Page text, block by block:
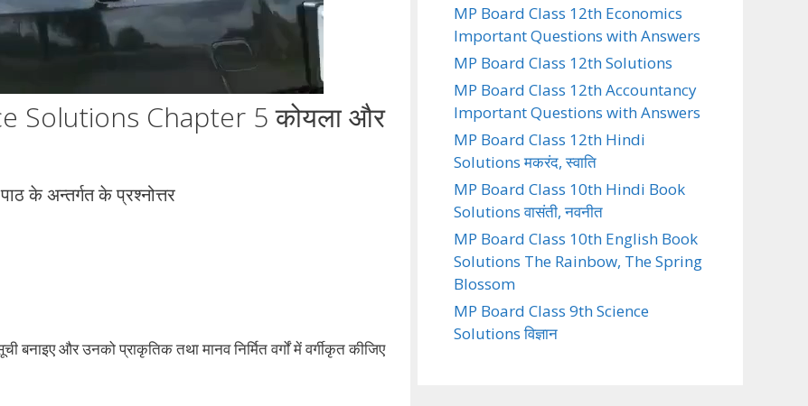
Solutions Chapter 5 कोयला और
के अन्तर्गत के प्रश्नोत्तर
और उनको प्राकृतिक तथा मानव निर्मित वर्गों में वर्गीकृत कीजिए
MP Board Class 12th Economics
Important Questions with Answers
MP Board Class 12th Solutions
MP Board Class 12th Accountancy
Important Questions with Answers
MP Board Class 12th Hindi
Solutions मकरंद, स्वाति
MP Board Class 10th Hindi Book
Solutions वासंती, नवनीत
MP Board Class 10th English Book
Solutions The Rainbow, The Spring
Blossom
MP Board Class 9th Science
Solutions विज्ञान